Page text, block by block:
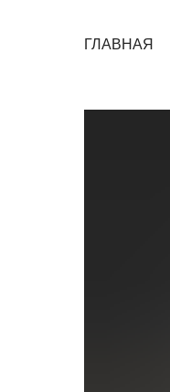
ГЛАВНАЯ